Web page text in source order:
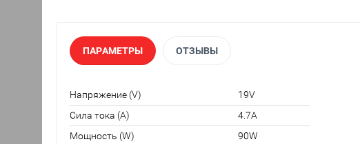
ПАРАМЕТРЫ ОТЗЫВЫ
Напряжение (V)
19V
Сила тока (A)
4.7A
Мощность (W)
90W